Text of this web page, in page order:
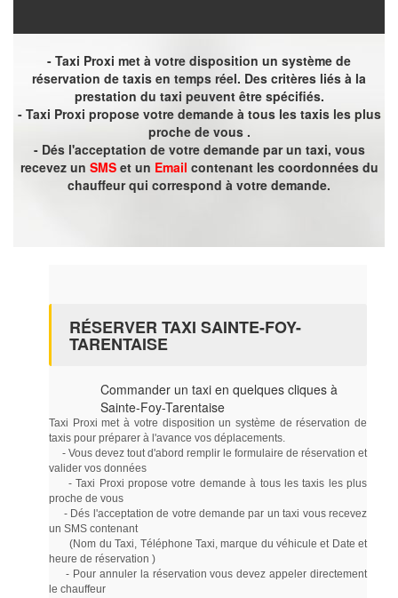
- Taxi Proxi met à votre disposition un système de
réservation de taxis en temps réel. Des critères liés à la
prestation du taxi peuvent être spécifiés.
- Taxi Proxi propose votre demande à tous les taxis les plus
proche de vous .
- Dés l'acceptation de votre demande par un taxi, vous
recevez un SMSet un Email contenant les coordonnées du
chauffeur qui correspond à votre demande.
RÉSERVER TAXI SAINTE-FOY-
TARENTAISE
Commander un taxi en quelques cliques à
Sainte-Foy-Tarentaise
Taxi Proxi met à votre disposition un système de réservation de
taxis pour préparer à l'avance vos déplacements.
- Vous devez tout d'abord remplir le formulaire de réservation et
valider vos données
- Taxi Proxi propose votre demande à tous les taxis les plus
proche de vous
- Dés l'acceptation de votre demande par un taxi vous recevez
un SMS contenant
(Nom du Taxi, Téléphone Taxi, marque du véhicule et Date et
heure de réservation )
- Pour annuler la réservation vous devez appeler directement
le chauffeur